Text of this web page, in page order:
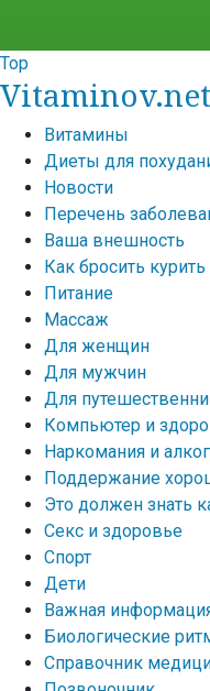
Top
Vitaminov.net
Витамины
Диеты для
Новости
Перечень
Ваша внешность
Как бросить курить
Питание
Массаж
Для женщин
Для мужчин
Для
Компьютер и
Наркомания и
Поддержание
Это должен знать
Секс и здоровье
Спорт
Дети
Важная
Биологические
Справочник